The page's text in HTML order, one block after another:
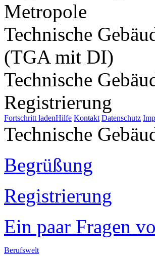
Metropole
Technische
(TGA mit DI)
Technische
Registrierung
Fortschritt ladenHilfe Kontakt Datenschutz
Technische
Begrüßung
Registrierung
Ein paar Fragen
Berufswelt